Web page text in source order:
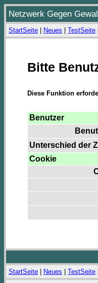
Netzwerk Gegen
StartSeite Neues TestSeite
Bitte
Diese Funktion
Benutzer
Unterschied der
Cookie
StartSeite Neues TestSeite